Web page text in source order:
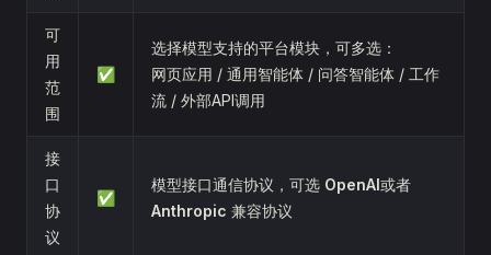
可
用
范
围
✅
选择模型支持的平台模块，可多选：
网页应用 / 通用智能体 / 问答智能体 / 工作
流 / 外部API调用
接
口
协
议
✅
模型接口通信协议，可选 OpenAI或者
Anthropic 兼容协议